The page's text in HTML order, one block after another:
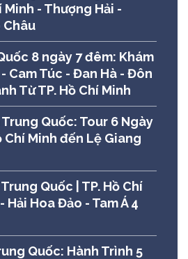
Minh - Thượng Hải -
Châu
8 ngày 7 đêm: Khám
Cam Túc - Đan Hà - Đôn
Từ TP. Hồ Chí Minh
Quốc: Tour 6 Ngày
Chí Minh đến Lệ Giang
Quốc | TP. Hồ Chí
Hải Hoa Đảo - Tam Á 4
Quốc: Hành Trình 5